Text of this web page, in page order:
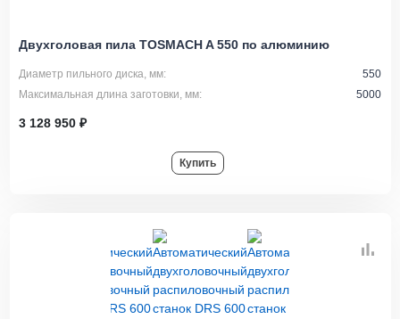
Двухголовая пила TOSMACH A 550 по алюминию
Диаметр пильного диска, мм:
550
Максимальная длина заготовки, мм:
5000
3 128 950 ₽
Купить